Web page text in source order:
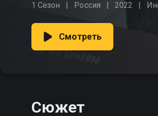
1 Сезон Россия 2022
Смотреть
Сюжет